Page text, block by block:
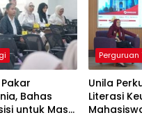
Bahas
untuk Masa
Perguruan
Unila
Literasi